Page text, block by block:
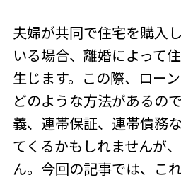
夫婦が共同で住宅を購入
いる場合、離婚によって
生じます。この際、ロー
どのような方法があるの
義、連帯保証、連帯債務
てくるかもしれませんが
ん。今回の記事では、こ